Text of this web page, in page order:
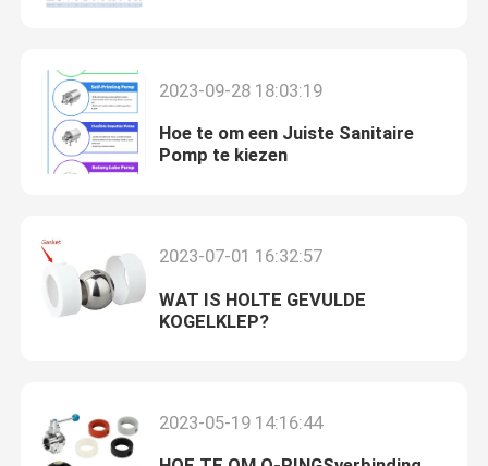
2023-09-28 18:03:19
Hoe te om een Juiste Sanitaire
Pomp te kiezen
2023-07-01 16:32:57
WAT IS HOLTE GEVULDE
KOGELKLEP?
2023-05-19 14:16:44